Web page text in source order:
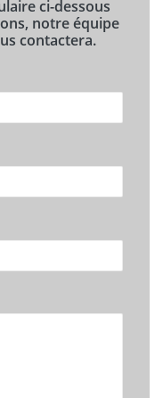
ci-dessous
notre équipe
contactera.